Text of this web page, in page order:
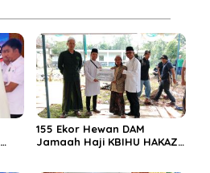
155 Ekor Hewan DAM
Jamaah Haji KBIHU HAKAZA